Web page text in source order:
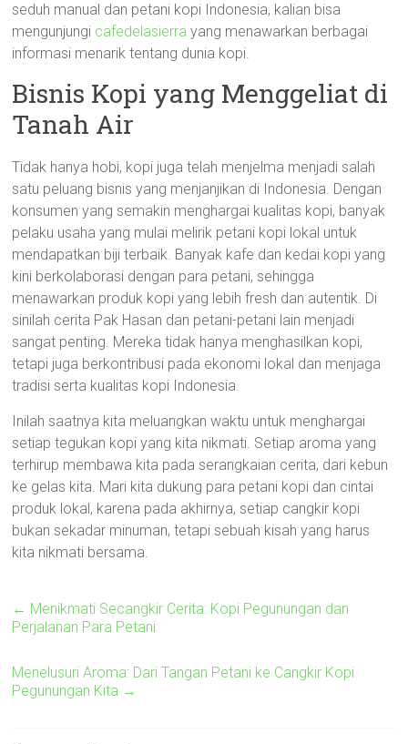
seduh manual dan petani kopi Indonesia, kalian bisa
mengunjungi cafedelasierra yang menawarkan berbagai
informasi menarik tentang dunia kopi.
Bisnis Kopi yang Menggeliat di
Tanah Air
Tidak hanya hobi, kopi juga telah menjelma menjadi salah
satu peluang bisnis yang menjanjikan di Indonesia. Dengan
konsumen yang semakin menghargai kualitas kopi, banyak
pelaku usaha yang mulai melirik petani kopi lokal untuk
mendapatkan biji terbaik. Banyak kafe dan kedai kopi yang
kini berkolaborasi dengan para petani, sehingga
menawarkan produk kopi yang lebih fresh dan autentik. Di
sinilah cerita Pak Hasan dan petani-petani lain menjadi
sangat penting. Mereka tidak hanya menghasilkan kopi,
tetapi juga berkontribusi pada ekonomi lokal dan menjaga
tradisi serta kualitas kopi Indonesia.
Inilah saatnya kita meluangkan waktu untuk menghargai
setiap tegukan kopi yang kita nikmati. Setiap aroma yang
terhirup membawa kita pada serangkaian cerita, dari kebun
ke gelas kita. Mari kita dukung para petani kopi dan cintai
produk lokal, karena pada akhirnya, setiap cangkir kopi
bukan sekadar minuman, tetapi sebuah kisah yang harus
kita nikmati bersama.
← Menikmati Secangkir Cerita: Kopi Pegunungan dan
Perjalanan Para Petani
Menelusuri Aroma: Dari Tangan Petani ke Cangkir Kopi
Pegunungan Kita →